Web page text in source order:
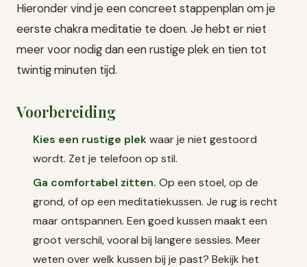
Hieronder vind je een concreet stappenplan om je
eerste chakra meditatie te doen. Je hebt er niet
meer voor nodig dan een rustige plek en tien tot
twintig minuten tijd.
Voorbereiding
Kies een rustige plekwaar je niet gestoord
wordt. Zet je telefoon op stil.
Ga comfortabel zitten. Op een stoel, op de
grond, of op een meditatiekussen. Je rug is recht
maar ontspannen. Een goed kussen maakt een
groot verschil, vooral bij langere sessies. Meer
weten over welk kussen bij je past? Bekijk het